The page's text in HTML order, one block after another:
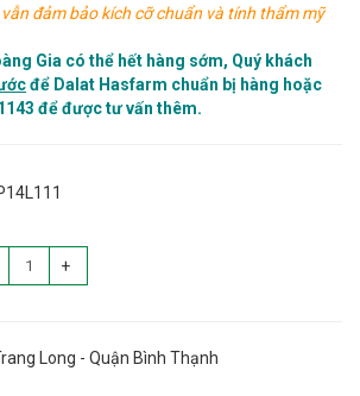
đảm bảo kích cỡ chuẩn và tính thẩm mỹ
Gia có thể hết hàng sớm, Quý khách
để Dalat Hasfarm chuẩn bị hàng hoặc
để được tư vấn thêm.
+
Long - Quận Bình Thạnh